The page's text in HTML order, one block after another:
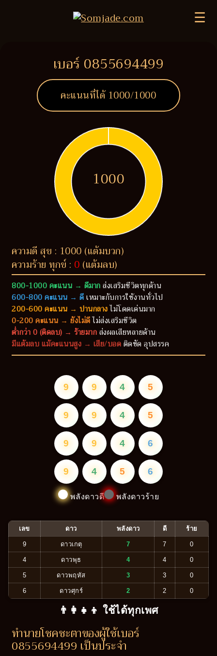
☰
เบอร์ 0855694499
คะแนนที่ได้ 1000/1000
1000
ความดี สุข : 1000 (แต้มบวก)
ความร้าย ทุกข์ : 0 (แต้มลบ)
800-1000 คะแนน → ดีมากส่งเสริมชีวิตทุกด้าน
600-800 คะแนน → ดีเหมาะกับการใช้งานทั่วไป
200-600 คะแนน → ปานกลางไม่โดดเด่นมาก
0-200 คะแนน → ยังไม่ดีไม่ส่งเสริมชีวิต
ต่ำกว่า 0 (ติดลบ) → ร้ายมากส่งผลเสียหลายด้าน
มีแต้มลบ แม้คะแนนสูง → เสีย/บอดติดขัด อุปสรรค
9 9 4 5
9 9 4 5
9 9 4 6
9 4 5 6
พลังดาวดี พลังดาวร้าย
เลข ดาว พลังดาว ดี ร้าย
9 ดาวเกตุ 7 7 0
4 ดาวพุธ 4 4 0
5 ดาวพฤหัส 3 3 0
6 ดาวศุกร์ 2 2 0
👨‍👩‍👧‍👦 ใช้ได้ทุกเพศ
ทำนายโชคชะตาของผู้ใช้เบอร์
0855694499 เป็นประจำ